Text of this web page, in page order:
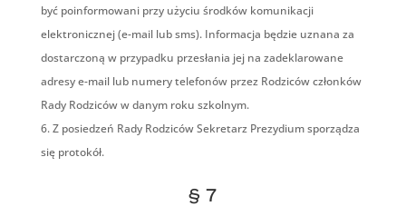
być poinformowani przy użyciu środków komunikacji
elektronicznej (e-mail lub sms). Informacja będzie uznana za
dostarczoną w przypadku przesłania jej na zadeklarowane
adresy e-mail lub numery telefonów przez Rodziców członków
Rady Rodziców w danym roku szkolnym.
Z posiedzeń Rady Rodziców Sekretarz Prezydium sporządza
się protokół.
§ 7